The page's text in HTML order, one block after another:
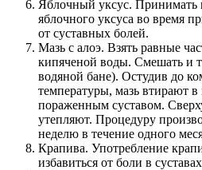
Яблочный уксус. Принимать
яблочного уксуса во время
от суставных болей.
Мазь с алоэ. Взять равные
кипяченой воды. Смешать и
водяной бане). Остудив до
температуры, мазь втирают
пораженным суставом.
утепляют. Процедуру
неделю в течение одного
Крапива. Употребление
избавиться от боли в